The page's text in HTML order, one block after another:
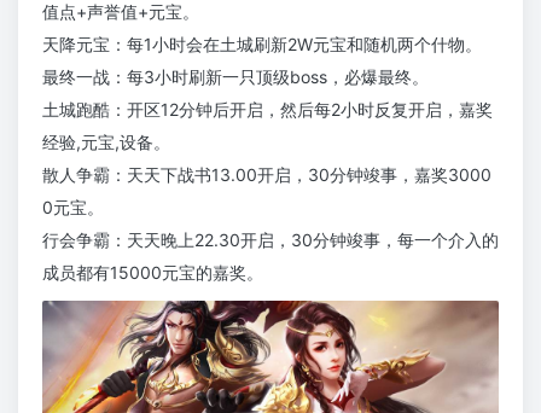
值点+声誉值+元宝。
天降元宝：每1小时会在土城刷新2W元宝和随机两个什物。
最终一战：每3小时刷新一只顶级boss，必爆最终。
土城跑酷：开区12分钟后开启，然后每2小时反复开启，嘉奖
经验,元宝,设备。
散人争霸：天天下战书13.00开启，30分钟竣事，嘉奖3000
0元宝。
行会争霸：天天晚上22.30开启，30分钟竣事，每一个介入的
成员都有15000元宝的嘉奖。